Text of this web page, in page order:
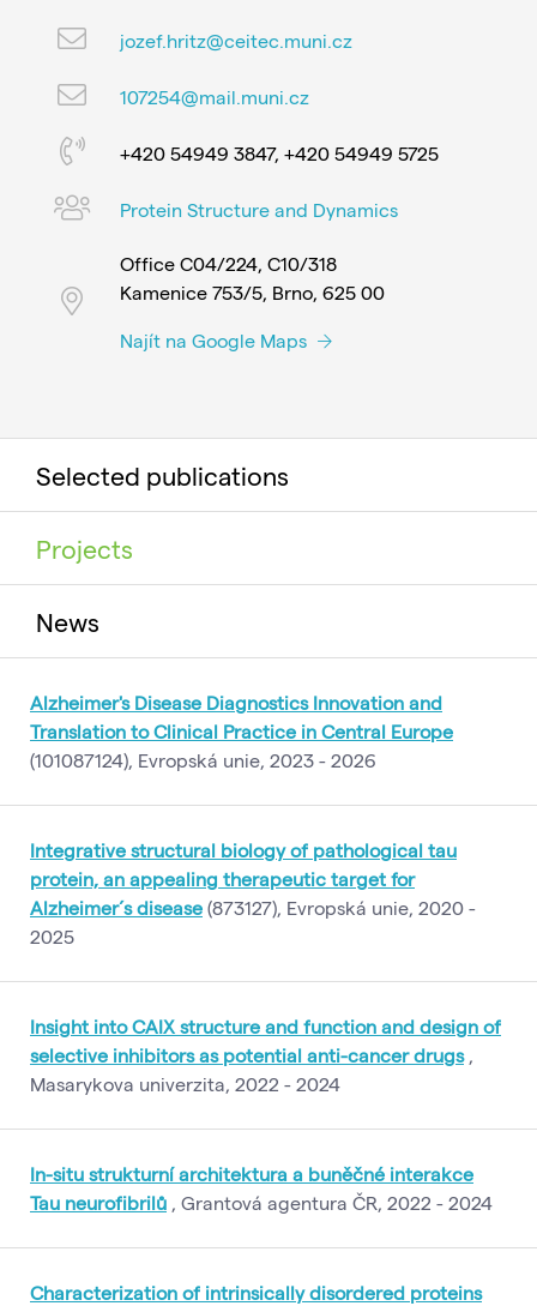
jozef.hritz@ceitec.muni.cz
107254@mail.muni.cz
+420 54949 3847, +420 54949 5725
Protein Structure and Dynamics
Office C04/224, C10/318
Kamenice 753/5, Brno, 625 00
Najít na Google Maps
Selected publications
Projects
News
Alzheimer's Disease Diagnostics Innovation and
Translation to Clinical Practice in Central Europe
(101087124), Evropská unie, 2023 - 2026
Integrative structural biology of pathological tau
protein, an appealing therapeutic target for
Alzheimer´s disease (873127), Evropská unie, 2020 -
2025
Insight into CAIX structure and function and design of
selective inhibitors as potential anti-cancer drugs,
Masarykova univerzita, 2022 - 2024
In-situ strukturní architektura a buněčné interakce
Tau neurofibrilů , Grantová agentura ČR, 2022 - 2024
Characterization of intrinsically disordered proteins